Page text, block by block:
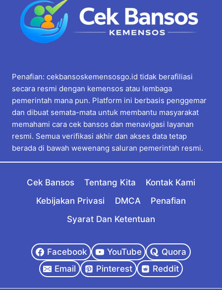
Penafian: cekbansoskemensosgo.id tidak berafiliasi
secara resmi dengan kemensos atau lembaga
pemerintah mana pun. Platform ini berbasis penggemar
dan dibuat semata-mata untuk membantu masyarakat
memahami cara cek bansos dan menavigasi layanan
resmi. Semua verifikasi akhir dan akses data tetap
berada di bawah wewenang saluran pemerintah resmi.
Cek Bansos Tentang Kita
Kontak Kami
Kebijakan Privasi
DMCA
Penafian
Syarat Dan Ketentuan
Facebook YouTube
Quora
Email
Pinterest Reddit